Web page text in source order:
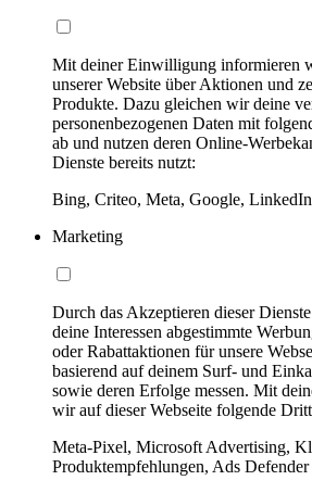
Mit deiner Einwilligung informieren
unserer Website über Aktionen und
Produkte. Dazu gleichen wir deine
personenbezogenen Daten mit
ab und nutzen deren Online-
Dienste bereits nutzt:
Bing, Criteo, Meta, Google,
Marketing
Durch das Akzeptieren dieser
deine Interessen abgestimmte
oder Rabattaktionen für unsere
basierend auf deinem Surf- und
sowie deren Erfolge messen. Mit
wir auf dieser Webseite folgende
Meta-Pixel, Microsoft Advertising,
Produktempfehlungen, Ads Defender